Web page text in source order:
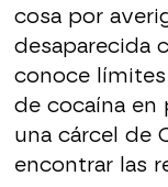
cosa por
desaparecida
conoce
de cocaína en
una cárcel de
encontrar las